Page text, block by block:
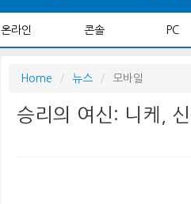
온라인 콘솔 PC
Home 뉴스 모바일
승리의 여신: 니케,